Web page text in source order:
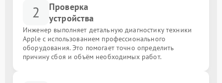
2
Проверка
устройства
Инженер выполняет детальную диагностику техники
Apple с использованием профессионального
оборудования. Это помогает точно определить
причину сбоя и объём необходимых работ.